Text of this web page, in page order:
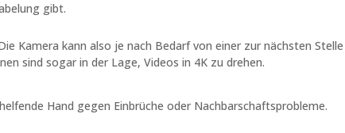
gibt.
Kamera kann also je nach Bedarf von einer zur nächsten Stelle
sind sogar in der Lage, Videos in 4K zu drehen.
Hand gegen Einbrüche oder Nachbarschaftsprobleme.